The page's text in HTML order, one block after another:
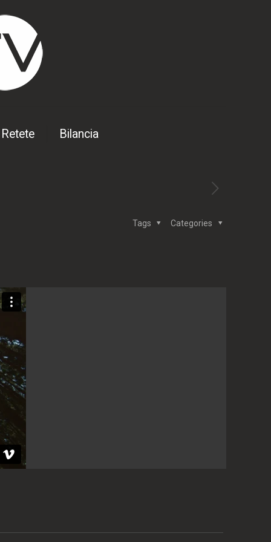
Retete Bilancia
Categories
Tags